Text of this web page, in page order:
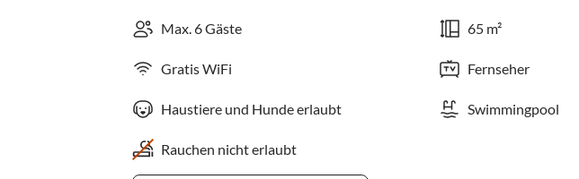
Max. 6 Gäste 65 m²
Gratis WiFi Fernseher
Haustiere und Hunde erlaubt Swimmingpool
Rauchen nicht erlaubt